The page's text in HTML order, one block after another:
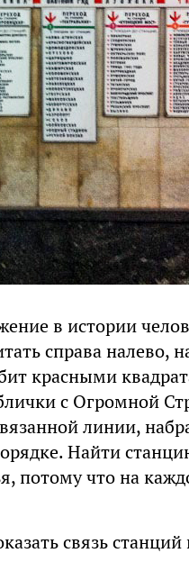
в истории
справа налево,
красными
с Огромной
линии,
Найти
потому что на
связь